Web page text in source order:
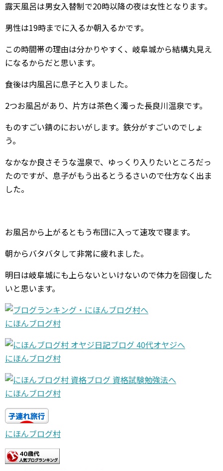
露天風呂は男女入替制で20時以降の夜は女性となります。
男性は19時までに入るか朝入るかです。
この時間帯の理由は分かりやすく、岐阜城から結構丸見え
になるからだと思います。
食後は内風呂に息子と入りました。
2つお風呂があり、片方は茶色く濁った長良川温泉です。
ものすごい錆のにおいがします。鉄分がすごいのでしょ
う。
なかなか良さそうな温泉で、ゆっくり入りたいところだっ
たのですが、息子がもう出るとうるさいので仕方なく出ま
した。
お風呂から上がるともう布団に入って速攻で寝ます。
朝からバタバタして非常に疲れました。
明日は岐阜城にも上らないといけないので体力を回復した
いと思います。
にほんブログ村
にほんブログ村
にほんブログ村
にほんブログ村